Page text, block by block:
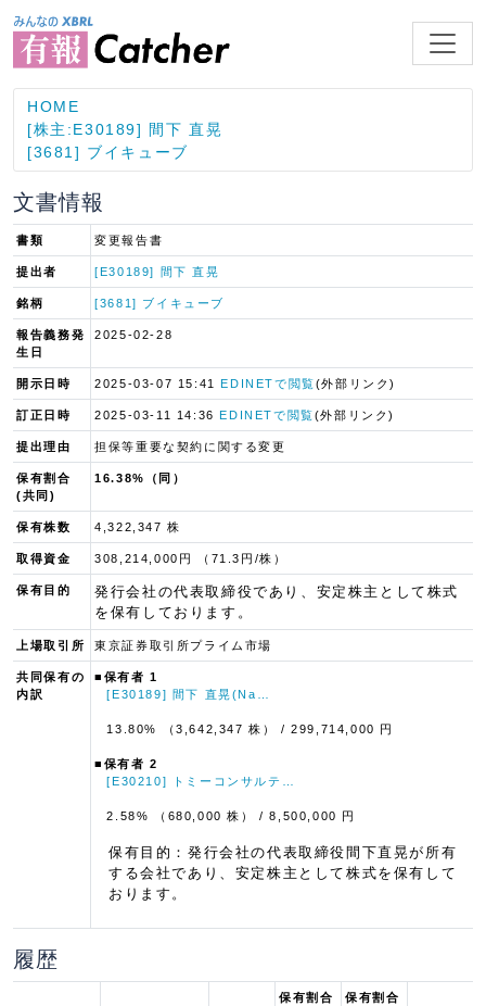
HOME
[株主:E30189] 間下 直晃
[3681] ブイキューブ
文書情報
書類 変更報告書
提出者 [E30189] 間下 直晃
銘柄 [3681] ブイキューブ
報告義務発
生日
2025-02-28
開示日時 2025-03-07 15:41EDINETで閲覧(外部リンク)
訂正日時 2025-03-11 14:36EDINETで閲覧(外部リンク)
提出理由 担保等重要な契約に関する変更
保有割合
(共同)
16.38%（同）
保有株数 4,322,347 株
取得資金 308,214,000円 （71.3円/株）
保有目的
発行会社の代表取締役であり、安定株主として株式
を保有しております。
上場取引所 東京証券取引所プライム市場
共同保有の
内訳
■保有者 1
[E30189] 間下 直晃(Na…
13.80% （3,642,347 株） / 299,714,000 円
■保有者 2
[E30210] トミーコンサルテ…
2.58% （680,000 株）/ 8,500,000 円
保有目的：発行会社の代表取締役間下直晃が所有
する会社であり、安定株主として株式を保有して
おります。
履歴
保有割合
保有割合